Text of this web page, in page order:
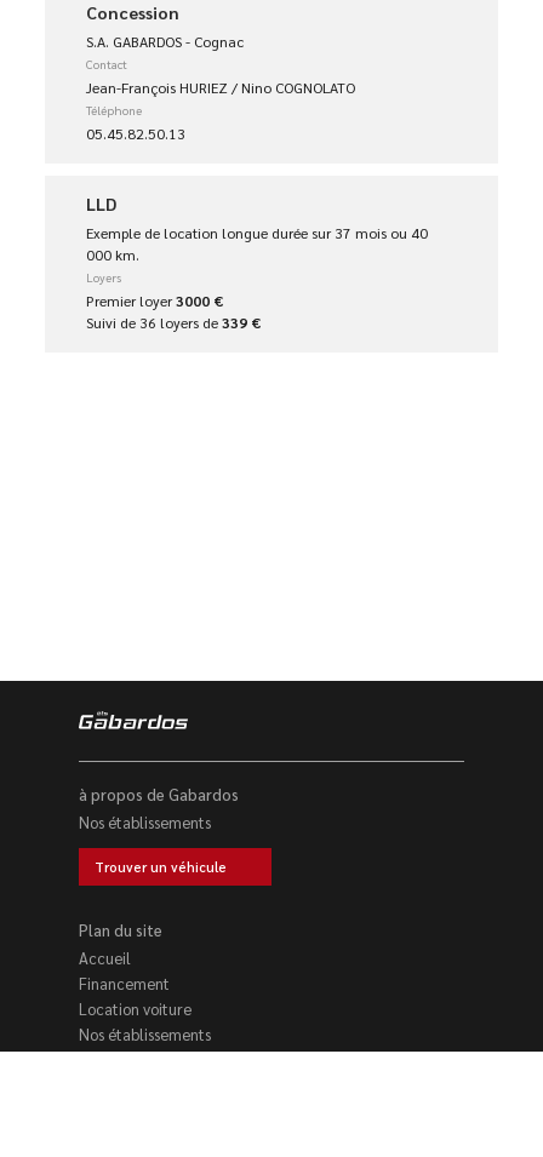
Concession
S.A. GABARDOS - Cognac
Contact
Jean-François HURIEZ / Nino COGNOLATO
Téléphone
05.45.82.50.13
LLD
Exemple de location longue durée sur 37 mois ou 40
000 km.
Loyers
Premier loyer3000 €
Suivi de 36 loyers de339 €
à propos de Gabardos
Nos établissements
Trouver un véhicule
Plan du site
Accueil
Financement
Location voiture
Nos établissements